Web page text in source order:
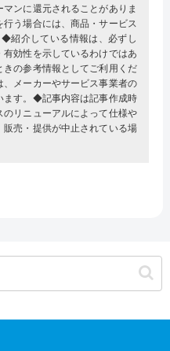
ンに還元されることがありま
う場合には、商品・サービス
紹介している情報は、必ずし
効性を示しているわけではあ
の参考情報としてご利用くだ
メーカーやサービス事業者の
ます。◆記事内容は記事作成時
リニューアルによって仕様や
売・提供が中止されている場